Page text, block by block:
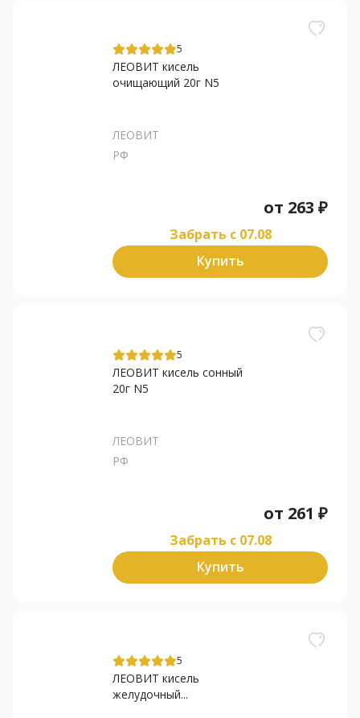
5
ЛЕОВИТ кисель
очищающий 20г N5
ЛЕОВИТ
РФ
от 263 ₽
Забрать c 07.08
Купить
5
ЛЕОВИТ кисель сонный
20г N5
ЛЕОВИТ
РФ
от 261 ₽
Забрать c 07.08
Купить
5
ЛЕОВИТ кисель
желудочный...